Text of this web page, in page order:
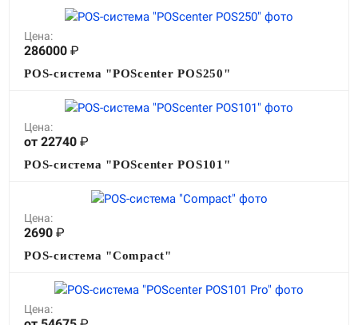
Цена:
286000 ₽
POS-система "POScenter POS250"
Цена:
от 22740 ₽
POS-система "POScenter POS101"
Цена:
2690 ₽
POS-система "Compact"
Цена: